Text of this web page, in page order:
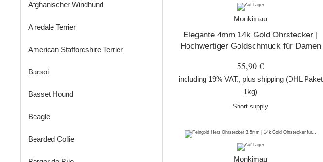
Monkimau
Elegante 4mm 14k Gold Ohrstecker |
Hochwertiger Goldschmuck für Damen
55,90 €
including 19% VAT., plus shipping (DHL Paket
1kg)
Short supply
Monkimau
Afghanischer Windhund
Airedale Terrier
American Staffordshire Terrier
Barsoi
Basset Hound
Beagle
Bearded Collie